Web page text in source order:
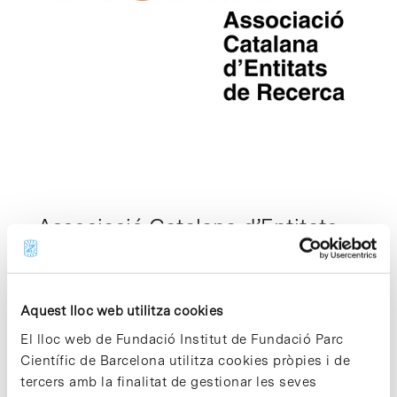
Aquest lloc web utilitza cookies
El lloc web de Fundació Institut de Fundació Parc
Científic de Barcelona utilitza cookies pròpies i de
tercers amb la finalitat de gestionar les seves
Associació Catalana d’Entitats
de Recerca (ACER)
L’Associació Catalana d’Entitats de Recerca
(ACER) és una associació independent que
agrupa institucions amb personalitat jurídica
pròpia establertes a Catalunya que tenen com
a missió principal la realització d’activitats de